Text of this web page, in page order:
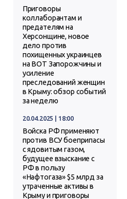
Приговоры
коллаборантам и
предателям на
Херсонщине, новое
дело против
похищенных украинцев
на ВОТ Запорожчины и
усиление
преследований женщин
в Крыму: обзор событий
за неделю
20.04.2025 | 18:00
Войска РФ применяют
против ВСУ боеприпасы
с ядовитым газом,
будущее взыскание с
РФ в пользу
«Нафтогаза» $5 млрд за
утраченные активы в
Крыму и приговоры